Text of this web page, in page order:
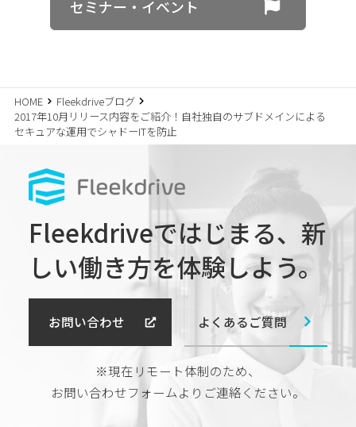
セミナー・イベント
HOME
Fleekdriveブログ
2017年10月リリース内容をご紹介！自社独自のサブドメインによる
セキュアな運用でシャドーITを防止
Fleekdriveではじまる、 新
しい働き方を体験しよう。
お問い合わせ よくあるご質問
※現在リモート体制のため、
お問い合わせフォームよりご連絡ください。